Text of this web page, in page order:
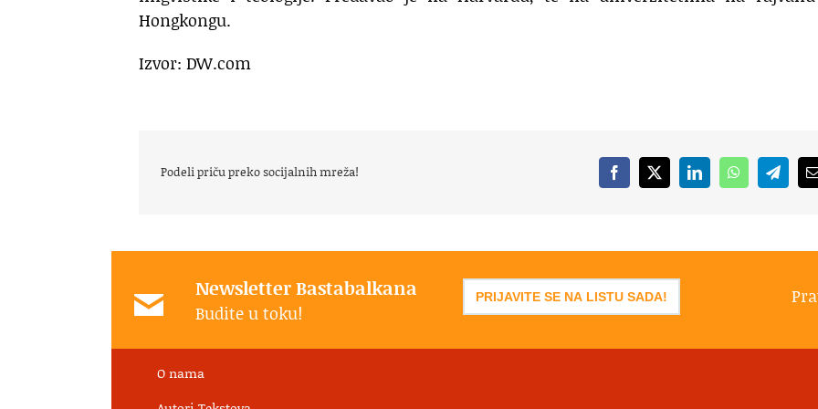
Hongkongu.
Izvor: DW.com
Podeli priču preko socijalnih mreža! Facebook
X LinkedInWhatsApp
Newsletter Bastabalkana
Budite u toku!
PRIJAVITE SE NA LISTU SADA!
O nama